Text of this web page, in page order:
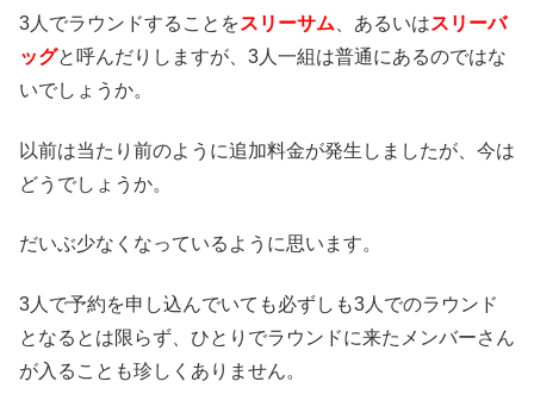
3人でラウンドすることをスリーサム、あるいはスリーバ
ッグと呼んだりしますが、3人一組は普通にあるのではな
いでしょうか。
以前は当たり前のように追加料金が発生しましたが、今は
どうでしょうか。
だいぶ少なくなっているように思います。
3人で予約を申し込んでいても必ずしも3人でのラウンド
となるとは限らず、ひとりでラウンドに来たメンバーさん
が入ることも珍しくありません。